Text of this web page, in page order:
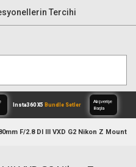
Tercihi
F/2.8 DI III VXD G2 Nikon Z Mount